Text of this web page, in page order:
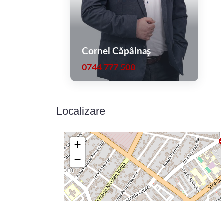
Este genul de apartament care “are sens” — spații
Cornel Căpâlnaș
0744 777 508
Localizare
+
−